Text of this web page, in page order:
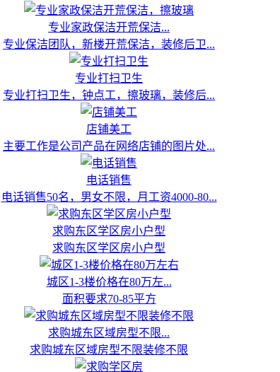
专业家政保洁开荒保洁...
专业保洁团队，新楼开荒保洁，装修后卫...
专业打扫卫生
专业打扫卫生，钟点工，擦玻璃，装修后...
店铺美工
主要工作是公司产品在网络店铺的图片处...
电话销售
电话销售50名，男女不限，月工资4000-80...
求购东区学区房小户型
求购东区学区房小户型
城区1-3楼价格在80万左...
面积要求70-85平方
求购城东区域房型不限...
求购城东区域房型不限装修不限